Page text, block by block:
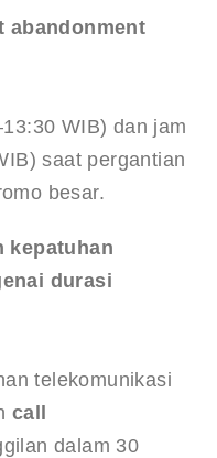
abandonment
WIB) dan jam
saat pergantian
besar.
kepatuhan
durasi
telekomunikasi
call
dalam 30